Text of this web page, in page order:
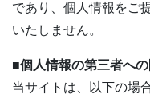
であり、個人情報をご
いたしません。
■個人情報の第三者へ
当サイトは、以下の場